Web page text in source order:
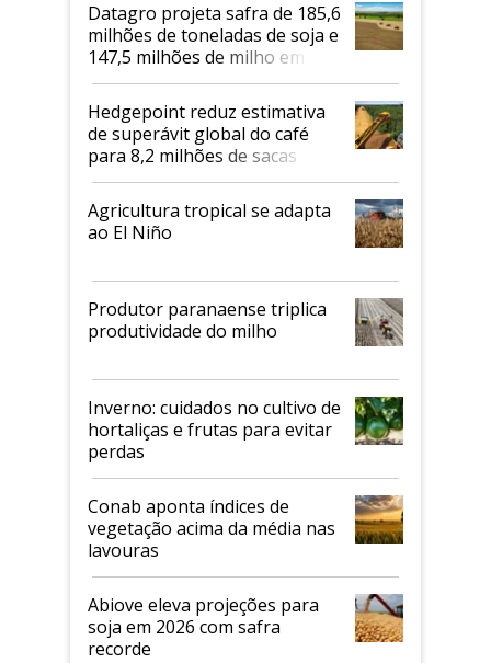
Datagro projeta safra de 185,6
milhões de toneladas de soja e
147,5 milhões de milho em
2026/27
Hedgepoint reduz estimativa
de superávit global do café
para 8,2 milhões de sacas
Agricultura tropical se adapta
ao El Niño
Produtor paranaense triplica
produtividade do milho
Inverno: cuidados no cultivo de
hortaliças e frutas para evitar
perdas
Conab aponta índices de
vegetação acima da média nas
lavouras
Abiove eleva projeções para
soja em 2026 com safra
recorde